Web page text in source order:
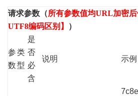
请求参数（所有参数值均URL加密
UTF8编码区别】
）
参
数
类
型
是
否
必
含
说明 示例